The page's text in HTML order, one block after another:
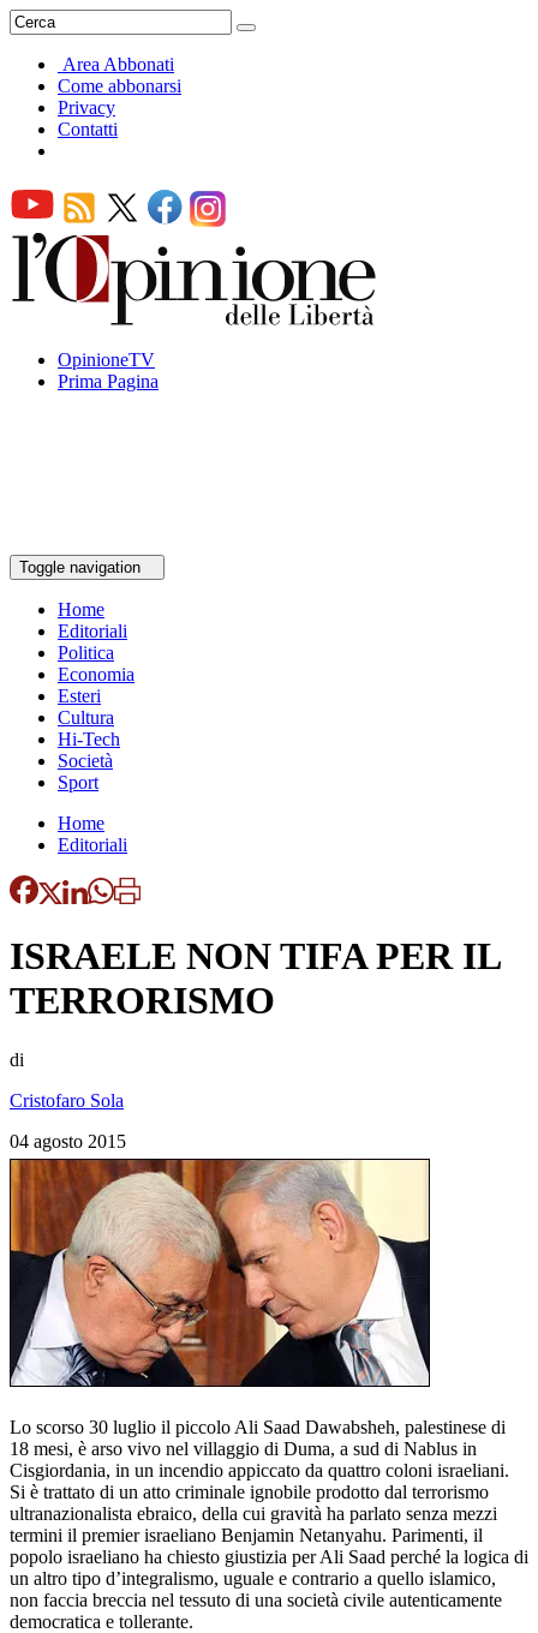
Area Abbonati
Come abbonarsi
Privacy
Contatti
OpinioneTV
Prima Pagina
Toggle navigation
Home
Editoriali
Politica
Economia
Esteri
Cultura
Hi-Tech
Società
Sport
Home
Editoriali
ISRAELE NON TIFA PER IL
TERRORISMO
di
Cristofaro Sola
04 agosto 2015
Lo scorso 30 luglio il piccolo Ali Saad Dawabsheh, palestinese di
18 mesi, è arso vivo nel villaggio di Duma, a sud di Nablus in
Cisgiordania, in un incendio appiccato da quattro coloni israeliani.
Si è trattato di un atto criminale ignobile prodotto dal terrorismo
ultranazionalista ebraico, della cui gravità ha parlato senza mezzi
termini il premier israeliano Benjamin Netanyahu. Parimenti, il
popolo israeliano ha chiesto giustizia per Ali Saad perché la logica di
un altro tipo d’integralismo, uguale e contrario a quello islamico,
non faccia breccia nel tessuto di una società civile autenticamente
democratica e tollerante.